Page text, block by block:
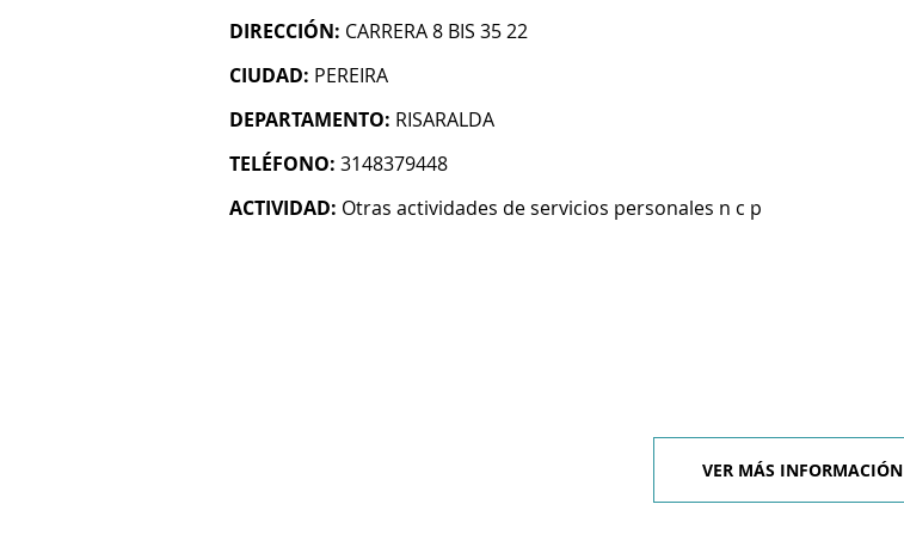
DIRECCIÓN: CARRERA 8 BIS 35 22
CIUDAD: PEREIRA
DEPARTAMENTO: RISARALDA
TELÉFONO: 3148379448
ACTIVIDAD: Otras actividades de servicios personales n c p
VER MÁS INFORMACIÓN